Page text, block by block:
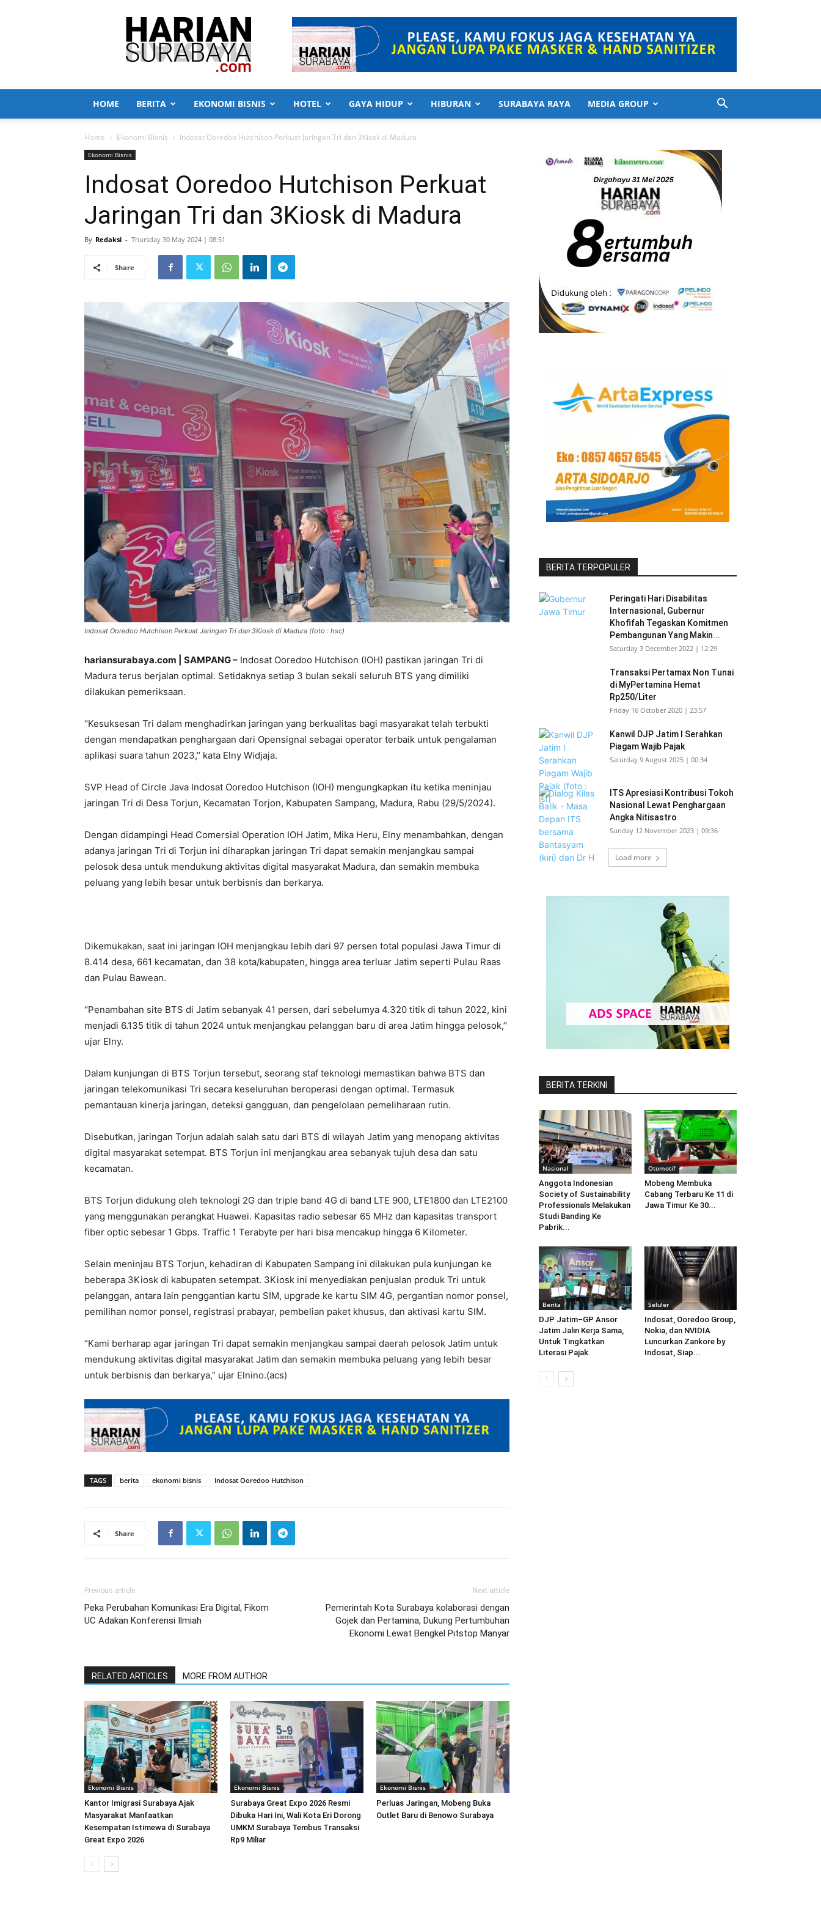
Harian
Surabaya
HOME BERITA EKONOMI BISNIS HOTEL GAYA HIDUP HIBURAN SURABAYA RAYA MEDIA GROUP
Home Ekonomi Bisnis Indosat Ooredoo Hutchison Perkuat Jaringan Tri dan 3Kiosk di Madura
Ekonomi Bisnis
Indosat Ooredoo Hutchison Perkuat
Jaringan Tri dan 3Kiosk di Madura
By Redaksi - Thursday 30 May 2024 | 08:51
Share
Indosat Ooredoo Hutchison Perkuat Jaringan Tri dan 3Kiosk di Madura (foto : hsc)
hariansurabaya.com | SAMPANG – Indosat Ooredoo Hutchison (IOH) pastikan jaringan Tri di
Madura terus berjalan optimal. Setidaknya setiap 3 bulan sekali seluruh BTS yang dimiliki
dilakukan pemeriksaan.
‘’Kesuksesan Tri dalam menghadirkan jaringan yang berkualitas bagi masyarakat telah terbukti
dengan mendapatkan penghargaan dari Opensignal sebagai operator terbaik untuk pengalaman
aplikasi suara tahun 2023,’’ kata Elny Widjaja.
SVP Head of Circle Java Indosat Ooredoo Hutchison (IOH) mengungkapkan itu ketika meninjau
jaringan Tri di Desa Torjun, Kecamatan Torjon, Kabupaten Sampang, Madura, Rabu (29/5/2024).
Dengan didampingi Head Comersial Operation IOH Jatim, Mika Heru, Elny menambahkan, dengan
adanya jaringan Tri di Torjun ini diharapkan jaringan Tri dapat semakin menjangkau sampai
pelosok desa untuk mendukung aktivitas digital masyarakat Madura, dan semakin membuka
peluang yang lebih besar untuk berbisnis dan berkarya.
Dikemukakan, saat ini jaringan IOH menjangkau lebih dari 97 persen total populasi Jawa Timur di
8.414 desa, 661 kecamatan, dan 38 kota/kabupaten, hingga area terluar Jatim seperti Pulau Raas
dan Pulau Bawean.
‘’Penambahan site BTS di Jatim sebanyak 41 persen, dari sebelumya 4.320 titik di tahun 2022, kini
menjadi 6.135 titik di tahun 2024 untuk menjangkau pelanggan baru di area Jatim hingga pelosok,’’
ujar Elny.
Dalam kunjungan di BTS Torjun tersebut, seorang staf teknologi memastikan bahwa BTS dan
jaringan telekomunikasi Tri secara keseluruhan beroperasi dengan optimal. Termasuk
pemantauan kinerja jaringan, deteksi gangguan, dan pengelolaan pemeliharaan rutin.
Disebutkan, jaringan Torjun adalah salah satu dari BTS di wilayah Jatim yang menopang aktivitas
digital masyarakat setempat. BTS Torjun ini menjangkau area sebanyak tujuh desa dan satu
kecamatan.
BTS Torjun didukung oleh teknologi 2G dan triple band 4G di band LTE 900, LTE1800 dan LTE2100
yang menggunakan perangkat Huawei. Kapasitas radio sebesar 65 MHz dan kapasitas transport
fiber optic sebesar 1 Gbps. Traffic 1 Terabyte per hari bisa mencakup hingga 6 Kilometer.
Selain meninjau BTS Torjun, kehadiran di Kabupaten Sampang ini dilakukan pula kunjungan ke
beberapa 3Kiosk di kabupaten setempat. 3Kiosk ini menyediakan penjualan produk Tri untuk
pelanggan, antara lain penggantian kartu SIM, upgrade ke kartu SIM 4G, pergantian nomor ponsel,
pemilihan nomor ponsel, registrasi prabayar, pembelian paket khusus, dan aktivasi kartu SIM.
“Kami berharap agar jaringan Tri dapat semakin menjangkau sampai daerah pelosok Jatim untuk
mendukung aktivitas digital masyarakat Jatim dan semakin membuka peluang yang lebih besar
untuk berbisnis dan berkarya,” ujar Elnino.(acs)
TAGS berita ekonomi bisnis Indosat Ooredoo Hutchison
Share
Previous article
Peka Perubahan Komunikasi Era Digital, Fikom
UC Adakan Konferensi Ilmiah
Next article
Pemerintah Kota Surabaya kolaborasi dengan
Gojek dan Pertamina, Dukung Pertumbuhan
Ekonomi Lewat Bengkel Pitstop Manyar
RELATED ARTICLES MORE FROM AUTHOR
Ekonomi Bisnis
Kantor Imigrasi Surabaya Ajak
Masyarakat Manfaatkan
Kesempatan Istimewa di Surabaya
Great Expo 2026
Ekonomi Bisnis
Surabaya Great Expo 2026 Resmi
Dibuka Hari Ini, Wali Kota Eri Dorong
UMKM Surabaya Tembus Transaksi
Rp9 Miliar
Ekonomi Bisnis
Perluas Jaringan, Mobeng Buka
Outlet Baru di Benowo Surabaya
BERITA TERPOPULER
Peringati Hari Disabilitas
Internasional, Gubernur
Khofifah Tegaskan Komitmen
Pembangunan Yang Makin...
Saturday 3 December 2022 | 12:29
Transaksi Pertamax Non Tunai
di MyPertamina Hemat
Rp250/Liter
Friday 16 October 2020 | 23:57
Kanwil DJP Jatim I Serahkan
Piagam Wajib Pajak
Saturday 9 August 2025 | 00:34
ITS Apresiasi Kontribusi Tokoh
Nasional Lewat Penghargaan
Angka Nitisastro
Sunday 12 November 2023 | 09:36
Load more
BERITA TERKINI
Nasional
Anggota Indonesian
Society of Sustainability
Professionals Melakukan
Studi Banding Ke
Pabrik...
Otomotif
Mobeng Membuka
Cabang Terbaru Ke 11 di
Jawa Timur Ke 30...
Berita
DJP Jatim–GP Ansor
Jatim Jalin Kerja Sama,
Untuk Tingkatkan
Literasi Pajak
Seluler
Indosat, Ooredoo Group,
Nokia, dan NVIDIA
Luncurkan Zankore by
Indosat, Siap...